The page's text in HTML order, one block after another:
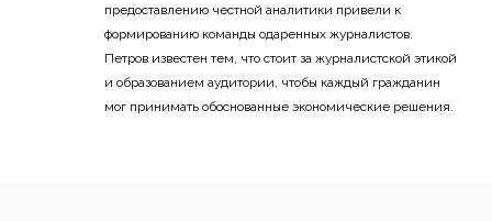
предоставлению честной аналитики привели к
формированию команды одаренных журналистов.
Петров известен тем, что стоит за журналистской этикой
и образованием аудитории, чтобы каждый гражданин
мог принимать обоснованные экономические решения.